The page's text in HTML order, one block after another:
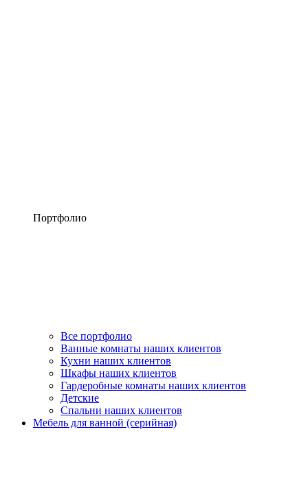
Портфолио
Все портфолио
Ванные комнаты наших клиентов
Кухни наших клиентов
Шкафы наших клиентов
Гардеробные комнаты наших клиентов
Детские
Спальни наших клиентов
Мебель для ванной (серийная)